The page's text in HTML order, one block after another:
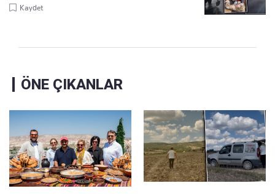
Kaydet
ÖNE ÇIKANLAR